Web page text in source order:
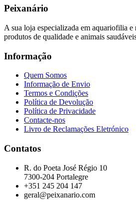
Peixanário
A sua loja especializada em aquariofilia e
produtos de qualidade e animais
Informação
Quem Somos
Informação de Envio
Termos e Condições
Política de Devolução
Política de Privacidade
Contacte-nos
Livro de Reclamações Eletrónico
Contatos
R. do Poeta José Régio 10
7300-204 Portalegre
+351 245 204 147
geral@peixanario.com